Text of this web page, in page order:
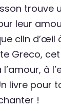
trouve
leur
clin d’œil
Greco,
à
livre pour
!